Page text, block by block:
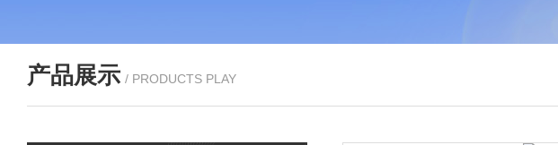
产品展示 / PRODUCTS PLAY